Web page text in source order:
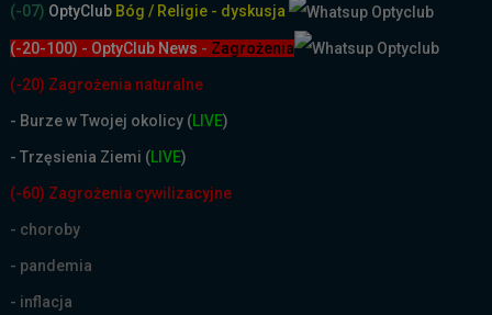
(-07) OptyClub Bóg / Religie - dyskusja
(-20-100) - OptyClub News - Zagrożenia
(-20) Zagrożenia naturalne
- Burze w Twojej okolicy (LIVE)
- Trzęsienia Ziemi (LIVE)
(-60) Zagrożenia cywilizacyjne
- choroby
- pandemia
- inflacja